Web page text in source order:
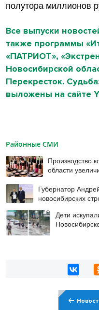
полутора миллионов
Все выпуски
также программы
«ПАТРИОТ»,
Новосибирской
Перекресток.
выложены на сайте
Районные СМИ
Производство
области
Губернатор
новосибирских
Дети